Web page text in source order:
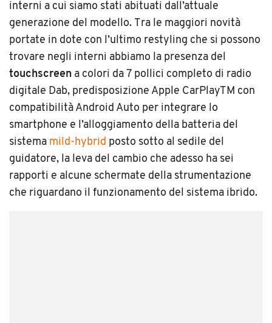
interni a cui siamo stati abituati dall’attuale
generazione del modello. Tra le maggiori novità
portate in dote con l’ultimo restyling che si possono
trovare negli interni abbiamo la presenza del
touchscreen a colori da 7 pollici completo di radio
digitale Dab, predisposizione Apple CarPlayTM con
compatibilità Android Auto per integrare lo
smartphone e l’alloggiamento della batteria del
sistema mild-hybrid posto sotto al sedile del
guidatore, la leva del cambio che adesso ha sei
rapporti e alcune schermate della strumentazione
che riguardano il funzionamento del sistema ibrido.